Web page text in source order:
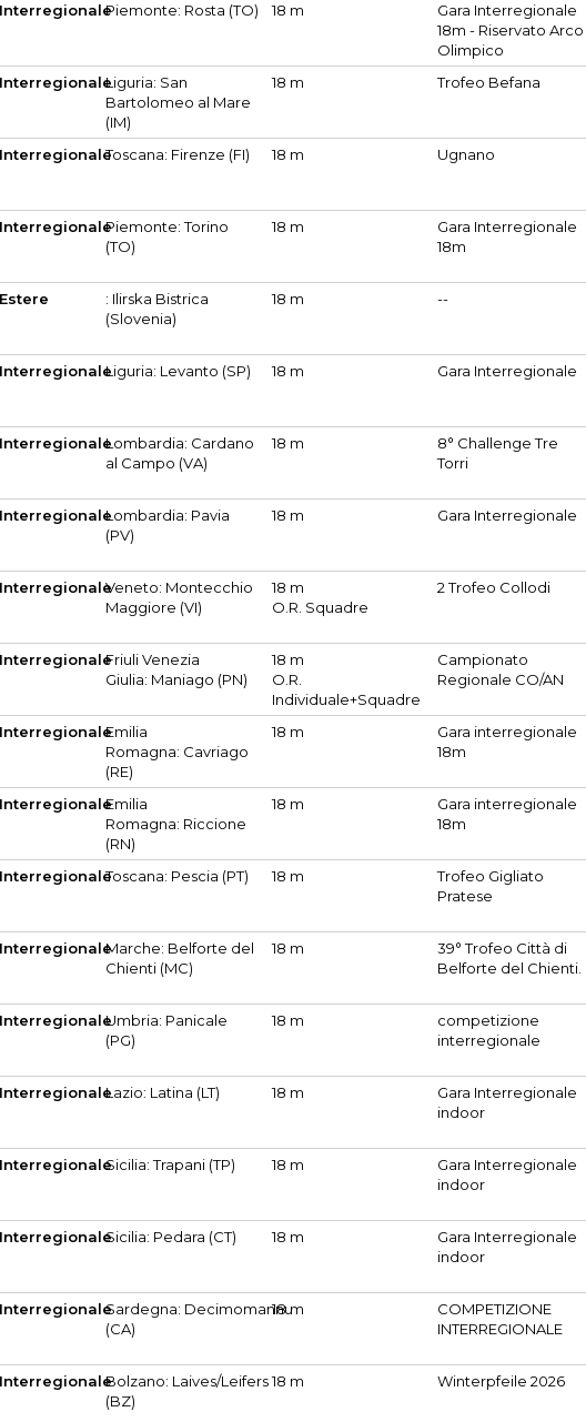
InterregionalePiemonte: Rosta (TO) 18 m
Gara Interregionale
18m - Riservato Arco
Olimpico
InterregionaleLiguria: San
Bartolomeo al Mare
(IM)
18 m Trofeo Befana
InterregionaleToscana: Firenze (FI) 18 m Ugnano
InterregionalePiemonte: Torino
(TO)
18 m
Gara Interregionale
18m
Estere
: Ilirska Bistrica
(Slovenia)
18 m --
InterregionaleLiguria: Levanto (SP) 18 m Gara Interregionale
InterregionaleLombardia: Cardano
al Campo (VA)
18 m
8° Challenge Tre
Torri
InterregionaleLombardia: Pavia
(PV)
18 m Gara Interregionale
InterregionaleVeneto: Montecchio
Maggiore (VI)
18 m
O.R. Squadre
2 Trofeo Collodi
InterregionaleFriuli Venezia
Giulia: Maniago (PN)
18 m
O.R.
Individuale+Squadre
Campionato
Regionale CO/AN
InterregionaleEmilia
Romagna: Cavriago
(RE)
18 m
Gara interregionale
18m
InterregionaleEmilia
Romagna: Riccione
(RN)
18 m
Gara interregionale
18m
InterregionaleToscana: Pescia (PT) 18 m
Trofeo Gigliato
Pratese
InterregionaleMarche: Belforte del
Chienti (MC)
18 m
39° Trofeo Città di
Belforte del Chienti.
InterregionaleUmbria: Panicale
(PG)
18 m
competizione
interregionale
InterregionaleLazio: Latina (LT) 18 m
Gara Interregionale
indoor
InterregionaleSicilia: Trapani (TP) 18 m
Gara Interregionale
indoor
InterregionaleSicilia: Pedara (CT) 18 m
Gara Interregionale
indoor
InterregionaleSardegna: Decimomannu
(CA)
18 m
COMPETIZIONE
INTERREGIONALE
InterregionaleBolzano: Laives/Leifers
(BZ)
18 m Winterpfeile 2026